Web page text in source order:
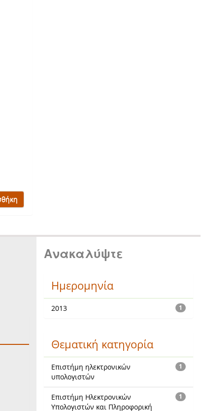
Ανακαλύψτε
Ημερομηνία
1
2013
Θεματική κατηγορία
1
Επιστήμη ηλεκτρονικών
υπολογιστών
1
Επιστήμη Ηλεκτρονικών
Υπολογιστών και Πληροφορική